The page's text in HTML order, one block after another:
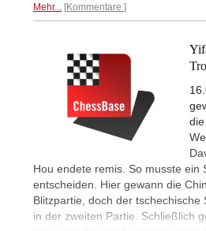
Mehr... Kommentare
Hou endete remis. So musste ein
entscheiden. Hier gewann die
Blitzpartie, doch der tschechische
in der zweiten Partie. Schließlich